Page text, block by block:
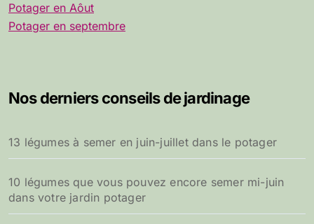
Potager en Aôut
Potager en septembre
Nos derniers conseils de jardinage
13 légumes à semer en juin-juillet dans le potager
10 légumes que vous pouvez encore semer mi-juin
dans votre jardin potager